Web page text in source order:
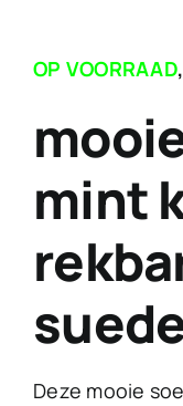
OP VOORRAAD,
mint
Deze mooie